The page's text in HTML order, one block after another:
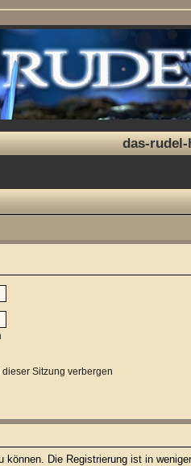
das-rudel-
Sitzung verbergen
Die Registrierung ist in